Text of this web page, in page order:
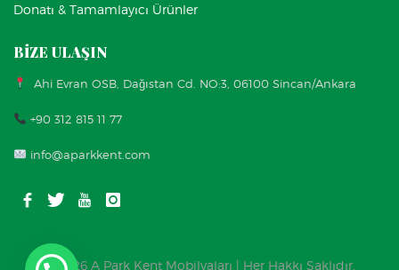
Donatı & Tamamlayıcı Ürünler
BİZE ULAŞIN
Ahi Evran OSB, Dağıstan Cd. NO:3, 06100 Sincan/Ankara
+90 312 815 11 77
info@aparkkent.com
© 2026 A Park Kent Mobilyaları | Her Hakkı Saklıdır.